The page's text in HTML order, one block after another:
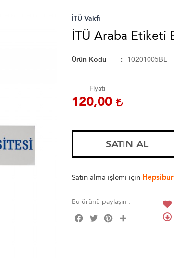
İTÜ Vakfı
İTÜ Araba Etiketi
Ürün Kodu 10201005BL
Fiyatı
120,00
SATIN AL
Satın alma işlemi için
Bu ürünü paylaşın :
FacebookTwitterPinterest